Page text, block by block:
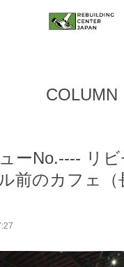
COLUMN
ーNo.---- リ
前のカフェ（